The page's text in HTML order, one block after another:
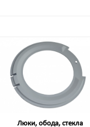
Люки, обода, стекла